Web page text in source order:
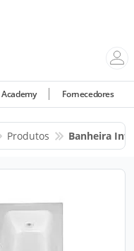
Academy Fornecedores
Produtos Banheira